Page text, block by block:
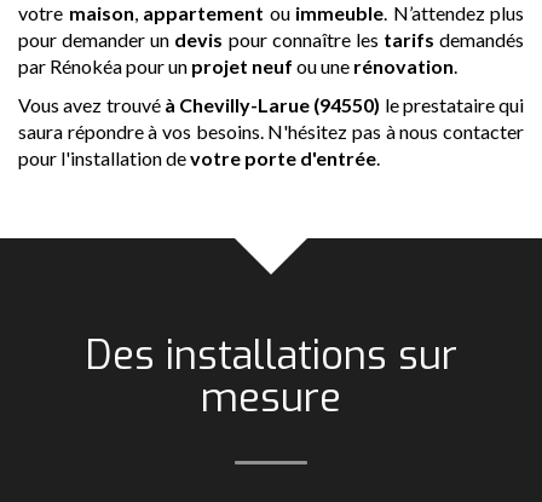
votre maison, appartement ou immeuble. N’attendez plus
pour demander un devis pour connaître les tarifs demandés
par Rénokéa pour un projet neuf ou une rénovation.
Vous avez trouvé à Chevilly-Larue (94550) le prestataire qui
saura répondre à vos besoins. N'hésitez pas à nous contacter
pour l'installation devotre porte d'entrée.
Des installations sur
mesure